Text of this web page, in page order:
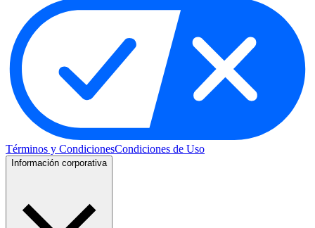
Términos y CondicionesCondiciones de Uso
Información corporativa